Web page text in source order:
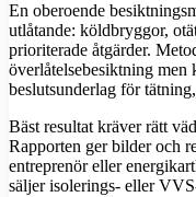
En oberoende
utlåtande: köldbryggor,
prioriterade åtgärder.
överlåtelsebesiktning men
beslutsunderlag för
Bäst resultat kräver rätt
Rapporten ger bilder och
entreprenör eller
säljer isolerings- eller